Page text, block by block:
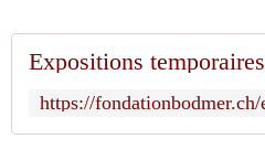
Expositions temporaires